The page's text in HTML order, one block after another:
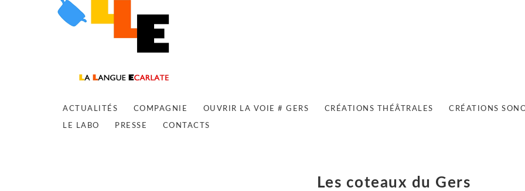
ACTUALITÉS COMPAGNIE OUVRIR LA VOIE # GERS CRÉATIONS THÉÂTRALES CRÉATIONS
LE LABO PRESSE CONTACTS
Les coteaux du Gers